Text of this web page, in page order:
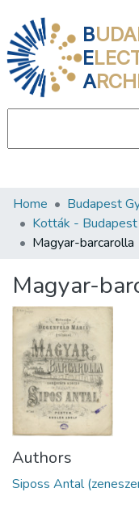
B
E
A
Communities &
All of DSpace
About us
Home
Budapest
Magyar-
Magyar-
Authors
Siposs Antal